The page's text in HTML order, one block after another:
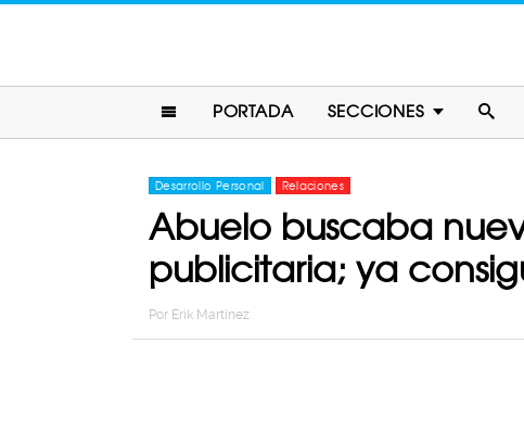
PORTADA SECCIONES
Desarrollo Personal Relaciones
Abuelo buscaba
publicitaria; ya
Por Erik Martinez